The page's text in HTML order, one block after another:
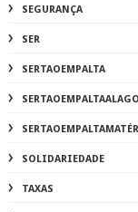
SEGURANÇA
SER
SERTAOEMPALTA
SOLIDARIEDADE
TAXAS